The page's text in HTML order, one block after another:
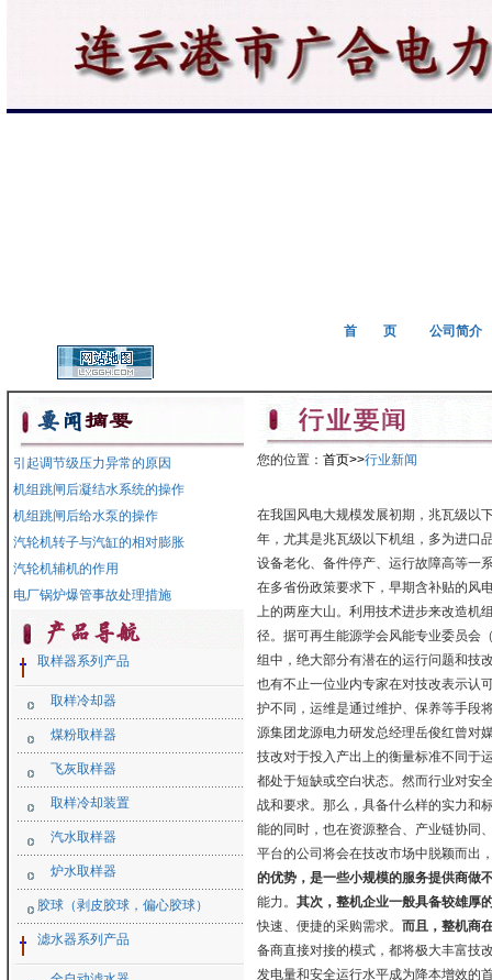
首 页 公司简介
引起调节级压力异常的原因
机组跳闸后凝结水系统的操作
机组跳闸后给水泵的操作
汽轮机转子与汽缸的相对膨胀
汽轮机辅机的作用
电厂锅炉爆管事故处理措施
取样器系列产品
取样冷却器
煤粉取样器
飞灰取样器
取样冷却装置
汽水取样器
炉水取样器
胶球（剥皮胶球，偏心胶球）
滤水器系列产品
您的位置： 首页>>行业新闻
在我国风电大规模发展初期，兆瓦级以
年，尤其是兆瓦级以下机组，多为进口
设备老化、备件停产、运行故障高等一
在多省份政策要求下，早期含补贴的风
上的两座大山。利用技术进步来改造机
径。据可再生能源学会风能专业委员会
组中，绝大部分有潜在的运行问题和技
也有不止一位业内专家在对技改表示认
护不同，运维是通过维护、保养等手段
源集团龙源电力研发总经理岳俊红曾对
技改对于投入产出上的衡量标准不同于
都处于短缺或空白状态。然而行业对安
战和要求。那么，具备什么样的实力和
能的同时，也在资源整合、产业链协同
平台的公司将会在技改市场中脱颖而出
的优势，是一些小规模的服务提供商做
能力。 其次，整机企业一般具备较雄厚
快速、便捷的采购需求。 而且，整机商
备商直接对接的模式，都将极大丰富技
发电量和安全运行水平成为降本增效的